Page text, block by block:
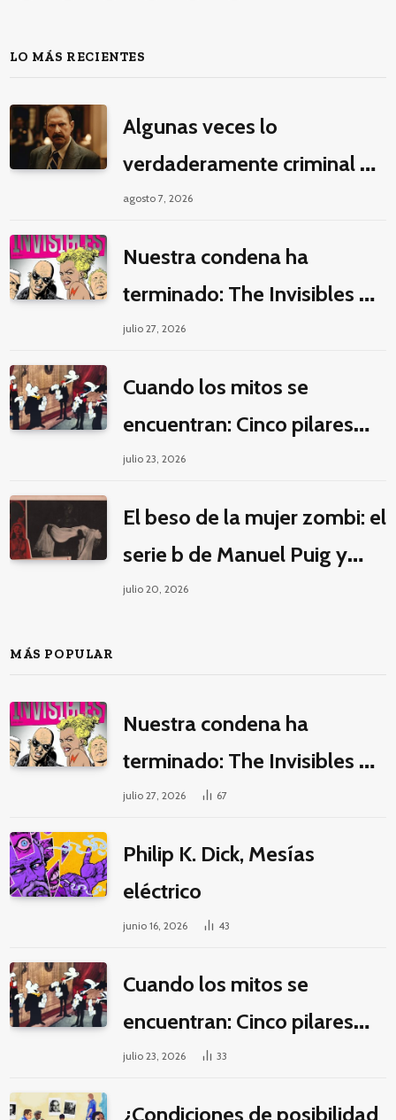
LO MÁS RECIENTES
Algunas veces lo
verdaderamente criminal es
pasar horas y horas viendo
agosto 7, 2026
Nuestra condena ha
terminado: The Invisibles y
la guerra por la imaginación
julio 27, 2026
Cuando los mitos se
encuentran: Cinco pilares
éticos para una fantasía
julio 23, 2026
El beso de la mujer zombi: el
serie b de Manuel Puig y
Jacques Tourneur
julio 20, 2026
MÁS POPULAR
Nuestra condena ha
terminado: The Invisibles y
la guerra por la imaginación
julio 27, 2026 67
Philip K. Dick, Mesías
eléctrico
junio 16, 2026 43
Cuando los mitos se
encuentran: Cinco pilares
éticos para una fantasía
julio 23, 2026 33
¿Condiciones de posibilidad